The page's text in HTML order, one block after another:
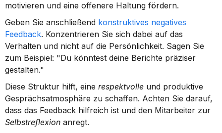
motivieren und eine offenere Haltung fördern.
Geben Sie anschließend konstruktives negatives
Feedback. Konzentrieren Sie sich dabei auf das
Verhalten und nicht auf die Persönlichkeit. Sagen Sie
zum Beispiel: "Du könntest deine Berichte präziser
gestalten."
Diese Struktur hilft, eine respektvolle und produktive
Gesprächsatmosphäre zu schaffen. Achten Sie darauf,
Selbstreflexion anregt.